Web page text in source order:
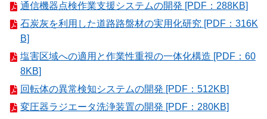
通信機器点検作業支援システムの開発 [PDF：288KB]
石炭灰を利用した道路路盤材の実用化研究 [PDF：316K
B]
塩害区域への適用と作業性重視の一体化構造 [PDF：60
8KB]
回転体の異常検知システムの開発 [PDF：512KB]
変圧器ラジエータ洗浄装置の開発 [PDF：280KB]